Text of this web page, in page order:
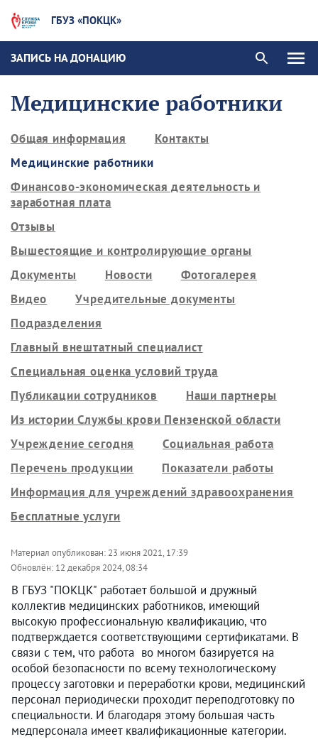
ГБУЗ «ПОКЦК»
ЗАПИСЬ НА ДОНАЦИЮ
Медицинские работники
Общая информация
Контакты
Медицинские работники
Финансово-экономическая деятельность и
заработная плата
Отзывы
Вышестоящие и контролирующие органы
Документы
Новости
Фотогалерея
Видео
Учредительные документы
Подразделения
Главный внештатный специалист
Специальная оценка условий труда
Публикации сотрудников
Наши партнеры
Из истории Службы крови Пензенской области
Учреждение сегодня
Социальная работа
Перечень продукции
Показатели работы
Информация для учреждений здравоохранения
Бесплатные услуги
Материал опубликован: 23 июня 2021, 17:39
Обновлён: 12 декабря 2024, 08:34
В ГБУЗ "ПОКЦК" работает большой и дружный
коллектив медицинских работников, имеющий
высокую профессиональную квалификацию, что
подтверждается соответствующими сертификатами. В
связи с тем, что работа во многом базируется на
особой безопасности по всему технологическому
процессу заготовки и переработки крови, медицинский
персонал периодически проходит переподготовку по
специальности. И благодаря этому большая часть
медперсонала имеет квалификационные категории.